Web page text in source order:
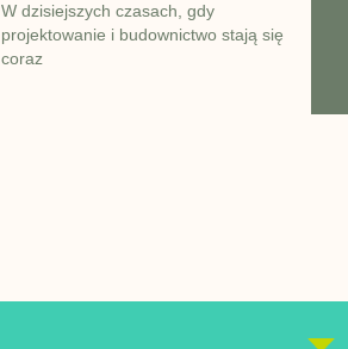
W dzisiejszych czasach, gdy
projektowanie i budownictwo stają się
coraz